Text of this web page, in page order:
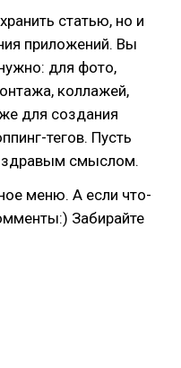
статью, но и
приложений. Вы
для фото,
коллажей,
для создания
тегов. Пусть
здравым смыслом.
меню. А если что-
Забирайте